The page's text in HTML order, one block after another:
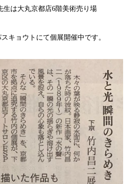
生は大丸京都店6階美術売り場
キョウトにて個展開催中です。